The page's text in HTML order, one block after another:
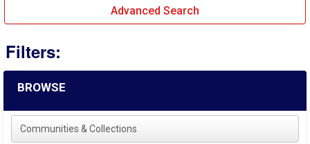
Advanced Search
Filters:
BROWSE
Communities & Collections